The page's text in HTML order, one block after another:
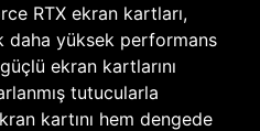
RTX ekran kartları,
daha yüksek performans
ekran kartlarını
tutucularla
kartını hem dengede